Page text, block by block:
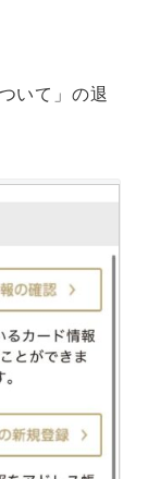
いて」の退